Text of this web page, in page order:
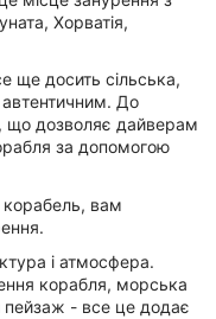
Хорватія,
ще досить сільська,
автентичним. До
що дозволяє дайверам
за допомогою
корабель, вам
і атмосфера.
корабля, морська
пейзаж - все це додає